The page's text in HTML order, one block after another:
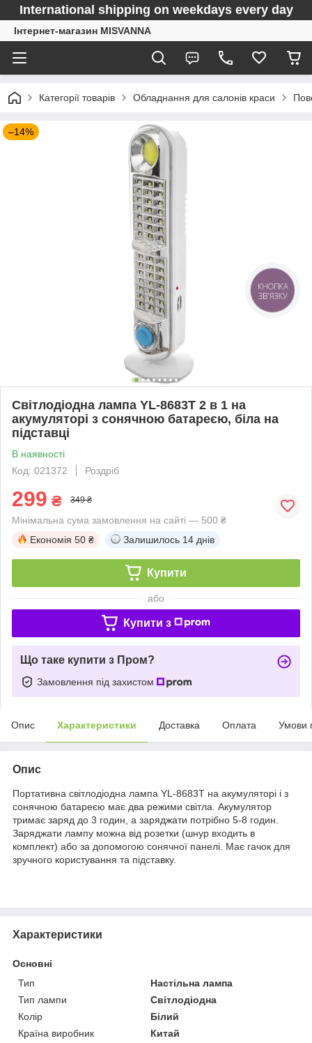
International shipping on weekdays every day
Інтернет-магазин MISVANNA
Категорії товарів Обладнання для салонів краси
–14%
Світлодіодна лампа YL-8683T 2 в 1 на
акумуляторі з сонячною батареєю, біла на
підставці
В наявності
Код: 021372
Роздріб
299 ₴ 349 ₴
Мінімальна сума замовлення на сайті — 500 ₴
Економія 50 ₴ Залишилось 14 днів
Купити
або
Купити з
Що таке купити з Пром?
Замовлення під захистом
Опис Характеристики Доставка Оплата Умови
Опис
Портативна світлодіодна лампа YL-8683T на акумуляторі і з
сонячною батареєю має два режими світла. Акумулятор
тримає заряд до 3 годин, а заряджати потрібно 5-8 годин.
Заряджати лампу можна від розетки (шнур входить в
комплект) або за допомогою сонячної панелі. Має гачок для
зручного користування та підставку.
Характеристики
Основні
Тип
Настільна лампа
Тип лампи
Світлодіодна
Колір
Білий
Країна виробник
Китай
КНОПКА
ЗВ'ЯЗКУ